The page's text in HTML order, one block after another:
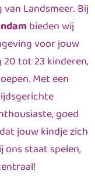
Landsmeer. Bij
bieden wij
voor jouw
20 tot 23 kinderen,
Met een
goed
jouw kindje zich
staat spelen,